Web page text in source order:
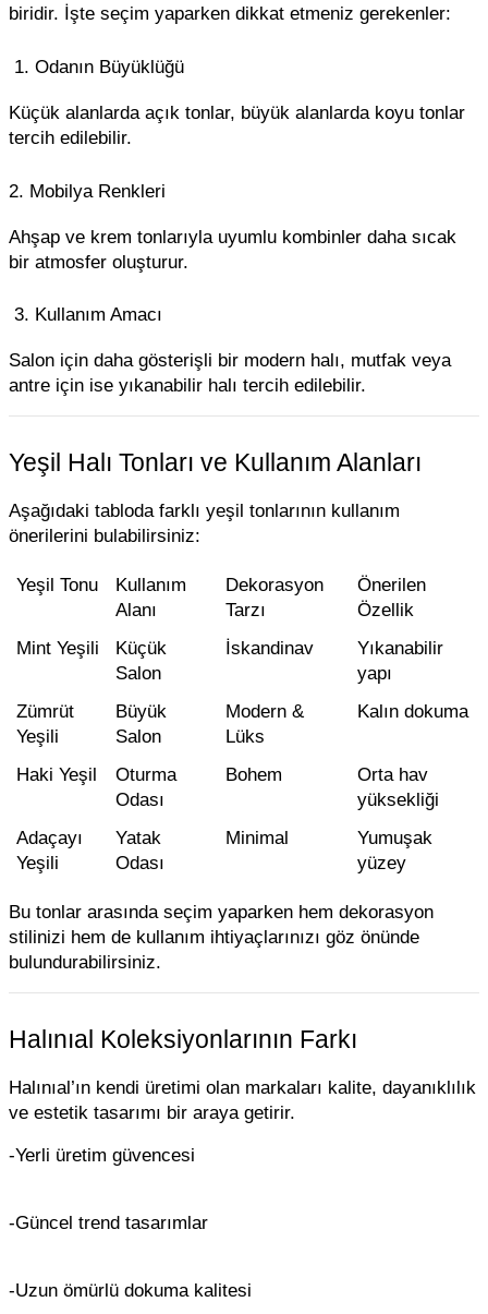
biridir. İşte seçim yaparken dikkat etmeniz gerekenler:
1. Odanın Büyüklüğü
Küçük alanlarda açık tonlar, büyük alanlarda koyu tonlar
tercih edilebilir.
2. Mobilya Renkleri
Ahşap ve krem tonlarıyla uyumlu kombinler daha sıcak
bir atmosfer oluşturur.
3. Kullanım Amacı
Salon için daha gösterişli bir modern halı, mutfak veya
antre için ise yıkanabilir halı tercih edilebilir.
Yeşil Halı Tonları ve Kullanım Alanları
Aşağıdaki tabloda farklı yeşil tonlarının kullanım
önerilerini bulabilirsiniz:
Yeşil Tonu
Kullanım
Alanı
Dekorasyon
Tarzı
Önerilen
Özellik
Mint Yeşili
Küçük
Salon
İskandinav
Yıkanabilir
yapı
Zümrüt
Yeşili
Büyük
Salon
Modern &
Lüks
Kalın dokuma
Haki Yeşil
Oturma
Odası
Bohem
Orta hav
yüksekliği
Adaçayı
Yeşili
Yatak
Odası
Minimal
Yumuşak
yüzey
Bu tonlar arasında seçim yaparken hem dekorasyon
stilinizi hem de kullanım ihtiyaçlarınızı göz önünde
bulundurabilirsiniz.
Halınıal Koleksiyonlarının Farkı
Halınıal’ın kendi üretimi olan markaları kalite, dayanıklılık
ve estetik tasarımı bir araya getirir.
-Yerli üretim güvencesi
-Güncel trend tasarımlar
-Uzun ömürlü dokuma kalitesi